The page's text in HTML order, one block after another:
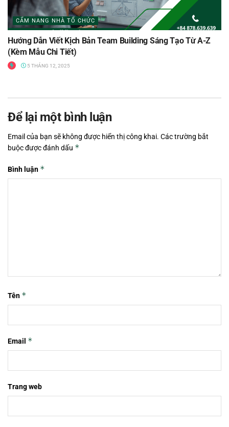
CẨM NANG NHÀ TỔ CHỨC
Hướng Dẫn Viết Kịch Bản Team Building Sáng Tạo Từ A-Z
(Kèm Mẫu Chi Tiết)
5 THÁNG 12, 2025
Để lại một bình luận
Email của bạn sẽ không được hiển thị công khai. Các trường bắt
buộc được đánh dấu *
Bình luận *
Tên *
Email *
Trang web